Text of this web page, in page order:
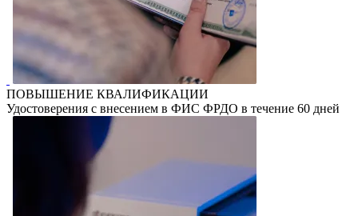
ПОВЫШЕНИЕ КВАЛИФИКАЦИИ
Удостоверения с внесением в ФИС ФРДО в течение 60 дней